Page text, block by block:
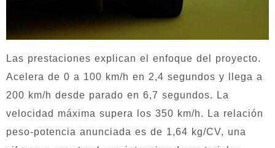
Las prestaciones explican el enfoque del proyecto.
Acelera de 0 a 100 km/h en 2,4 segundos y llega a
200 km/h desde parado en 6,7 segundos. La
velocidad máxima supera los 350 km/h. La relación
peso-potencia anunciada es de 1,64 kg/CV, una